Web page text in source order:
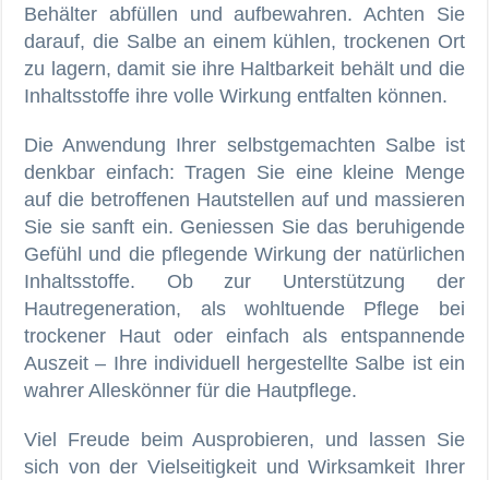
Behälter abfüllen und aufbewahren. Achten Sie
darauf, die Salbe an einem kühlen, trockenen Ort
zu lagern, damit sie ihre Haltbarkeit behält und die
Inhaltsstoffe ihre volle Wirkung entfalten können.
Die Anwendung Ihrer selbstgemachten Salbe ist
denkbar einfach: Tragen Sie eine kleine Menge
auf die betroffenen Hautstellen auf und massieren
Sie sie sanft ein. Geniessen Sie das beruhigende
Gefühl und die pflegende Wirkung der natürlichen
Inhaltsstoffe. Ob zur Unterstützung der
Hautregeneration, als wohltuende Pflege bei
trockener Haut oder einfach als entspannende
Auszeit – Ihre individuell hergestellte Salbe ist ein
wahrer Alleskönner für die Hautpflege.
Viel Freude beim Ausprobieren, und lassen Sie
sich von der Vielseitigkeit und Wirksamkeit Ihrer